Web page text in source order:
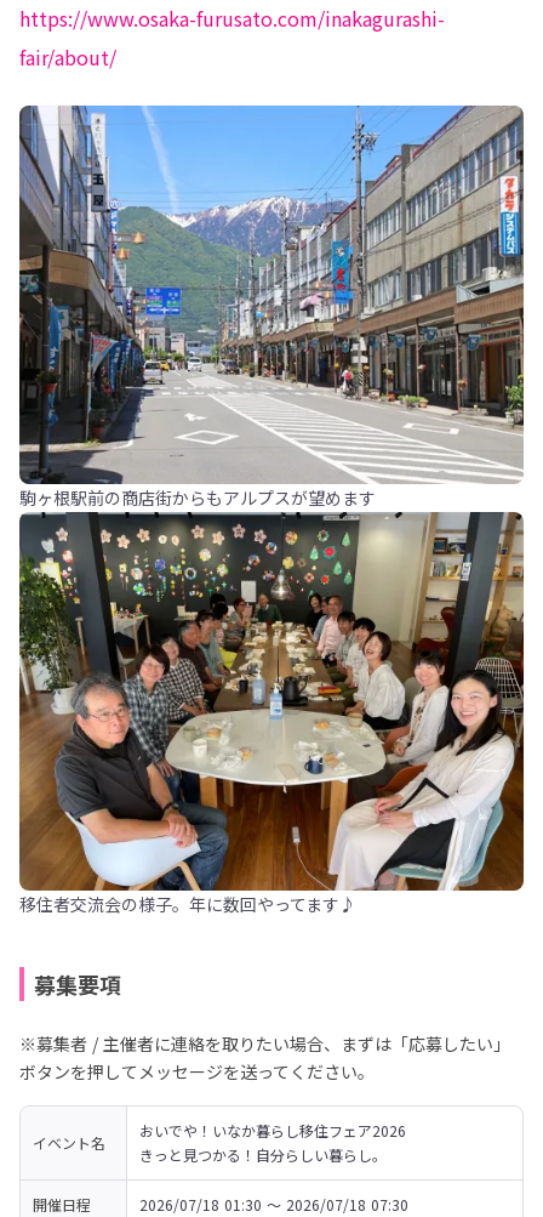
https://www.osaka-furusato.com/inakagurashi-
fair/about/
駒ヶ根駅前の商店街からもアルプスが望めます
移住者交流会の様子。年に数回やってます♪
募集要項
※募集者 / 主催者に連絡を取りたい場合、まずは「応募したい」
ボタンを押してメッセージを送ってください。
イベント名
おいでや！いなか暮らし移住フェア2026
きっと見つかる！自分らしい暮らし。
開催日程 2026/07/18 01:30 〜 2026/07/18 07:30